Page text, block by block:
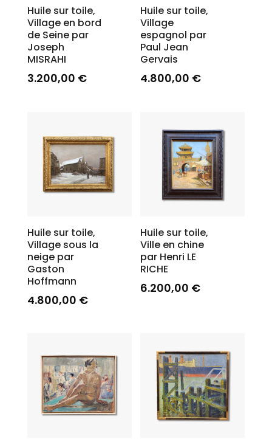
Huile sur toile,
Village en bord
de Seine par
Joseph
MISRAHI
3.200,00 €
Huile sur toile,
Village
espagnol par
Paul Jean
Gervais
4.800,00 €
Huile sur toile,
Village sous la
neige par
Gaston
Hoffmann
4.800,00 €
Huile sur toile,
Ville en chine
par Henri LE
RICHE
6.200,00 €